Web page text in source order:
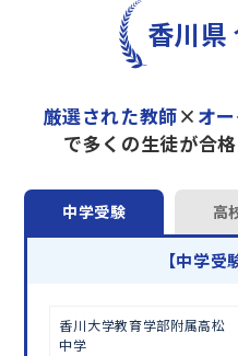
さらに、単元別の学習
や授業内容や授業
「DAILY TRY」
など、
トライで一緒に“自己
か？
オンラインでの学習面
学習相談のお申し込みは
香川県
厳選された教師× オ
で多くの生徒が合
中学受験 高
【中学受
香川大学教育学部附属高松
中学